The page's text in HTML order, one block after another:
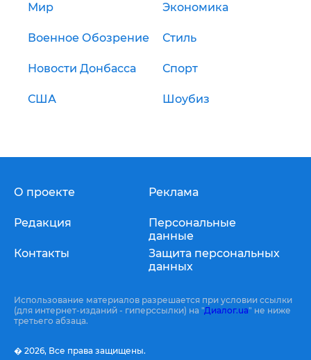
Мир Экономика
Военное Обозрение Стиль
Новости Донбасса Спорт
США Шоубиз
О проекте
Редакция
Контакты
Реклама
Персональные
данные
Защита персональных
данных
Использование материалов разрешается при условии ссылки
(для интернет-изданий - гиперссылки) на "Диалог.ua" не ниже
третьего абзаца.
� 2026, Все права защищены.